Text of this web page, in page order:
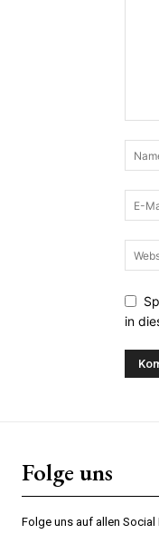
in
Folge uns
Folge uns auf allen Social